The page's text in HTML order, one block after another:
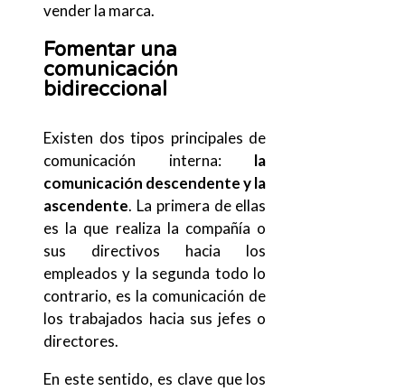
vender la marca.
Fomentar una
comunicación
bidireccional
Existen dos tipos principales de
comunicación interna: la
comunicación descendente y la
ascendente. La primera de ellas
es la que realiza la compañía o
sus directivos hacia los
empleados y la segunda todo lo
contrario, es la comunicación de
los trabajados hacia sus jefes o
directores.
En este sentido, es clave que los